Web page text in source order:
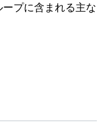
プに含まれる主な